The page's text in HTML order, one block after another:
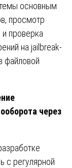
основным
просмотр
проверка
на jailbreak-
файловой
через
с регулярной